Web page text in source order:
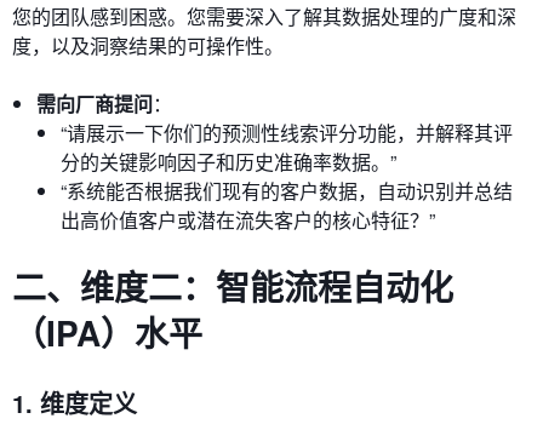
您的团队感到困惑。您需要深入了解其数据处理的广度和深
度，以及洞察结果的可操作性。
需向厂商提问：
“请展示一下你们的预测性线索评分功能，并解释其评
分的关键影响因子和历史准确率数据。”
“系统能否根据我们现有的客户数据，自动识别并总结
出高价值客户或潜在流失客户的核心特征？”
二、维度二：智能流程自动化
（IPA）水平
1. 维度定义